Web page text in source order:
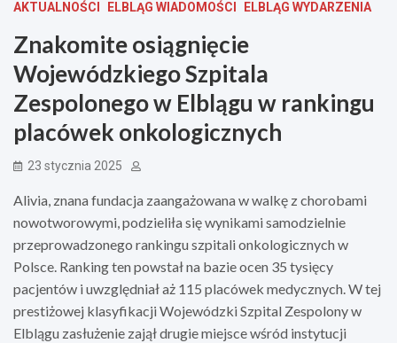
AKTUALNOŚCI ELBLĄG WIADOMOŚCI ELBLĄG WYDARZENIA
Znakomite osiągnięcie
Wojewódzkiego Szpitala
Zespolonego w Elblągu w rankingu
placówek onkologicznych
23 stycznia 2025
Alivia, znana fundacja zaangażowana w walkę z chorobami
nowotworowymi, podzieliła się wynikami samodzielnie
przeprowadzonego rankingu szpitali onkologicznych w
Polsce. Ranking ten powstał na bazie ocen 35 tysięcy
pacjentów i uwzględniał aż 115 placówek medycznych. W tej
prestiżowej klasyfikacji Wojewódzki Szpital Zespolony w
Elblągu zasłużenie zajął drugie miejsce wśród instytucji